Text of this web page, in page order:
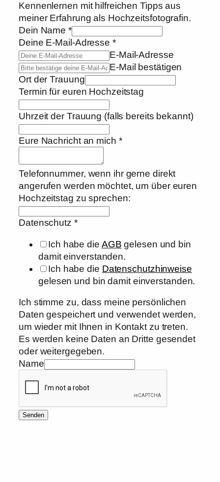
Kennenlernen mit hilfreichen Tipps aus
meiner Erfahrung als Hochzeitsfotografin.
Dein Name*
Deine E-Mail-Adresse *
E-Mail-Adresse
E-Mail bestätigen
Ort der Trauung
Termin für euren Hochzeitstag
Uhrzeit der Trauung (falls bereits bekannt)
Eure Nachricht an mich *
Telefonnummer, wenn ihr gerne direkt
angerufen werden möchtet, um über euren
Hochzeitstag zu sprechen:
Datenschutz *
Ich habe die AGB gelesen und bin
damit einverstanden.
Ich habe die Datenschutzhinweise
gelesen und bin damit einverstanden.
Ich stimme zu, dass meine persönlichen
Daten gespeichert und verwendet werden,
um wieder mit Ihnen in Kontakt zu treten.
Es werden keine Daten an Dritte gesendet
oder weitergegeben.
Name
Senden